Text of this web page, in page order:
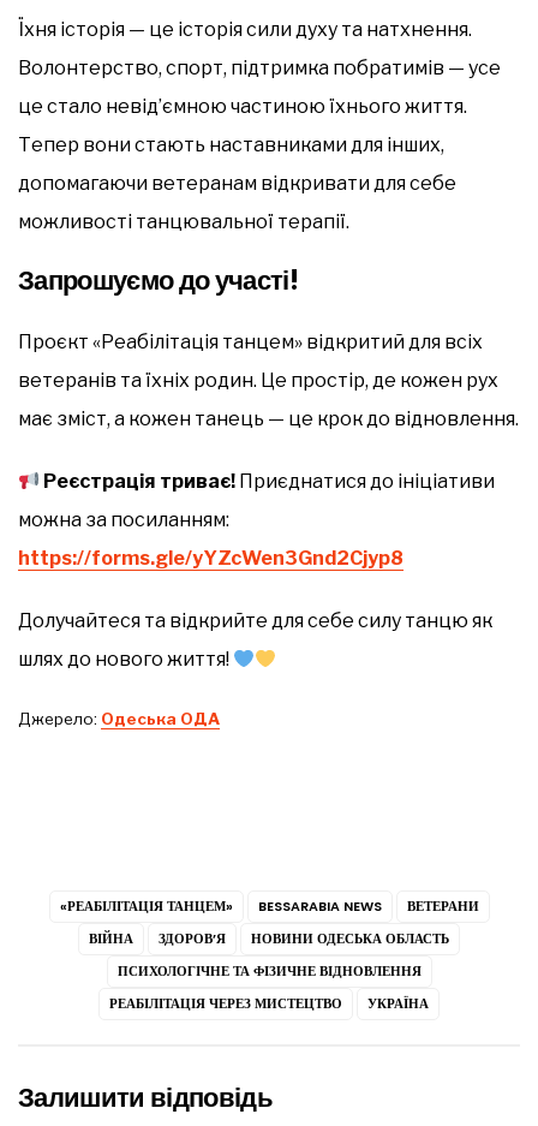
Їхня історія — це історія сили духу та натхнення.
Волонтерство, спорт, підтримка побратимів — усе
це стало невід’ємною частиною їхнього життя.
Тепер вони стають наставниками для інших,
допомагаючи ветеранам відкривати для себе
можливості танцювальної терапії.
Запрошуємо до участі!
Проєкт «Реабілітація танцем» відкритий для всіх
ветеранів та їхніх родин. Це простір, де кожен рух
має зміст, а кожен танець — це крок до відновлення.
Реєстрація триває! Приєднатися до ініціативи
можна за посиланням:
https://forms.gle/yYZcWen3Gnd2Cjyp8
Долучайтеся та відкрийте для себе силу танцю як
шлях до нового життя!
Джерело: Одеська ОДА
«РЕАБІЛІТАЦІЯ ТАНЦЕМ» BESSARABIA NEWS
ВЕТЕРАНИ
ВІЙНА
ЗДОРОВ’Я
НОВИНИ ОДЕСЬКА ОБЛАСТЬ
ПСИХОЛОГІЧНЕ ТА ФІЗИЧНЕ ВІДНОВЛЕННЯ
РЕАБІЛІТАЦІЯ ЧЕРЕЗ МИСТЕЦТВО
УКРАЇНА
Залишити відповідь